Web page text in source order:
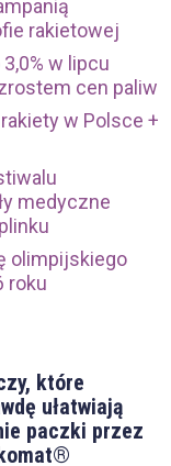
rakietowej
w lipcu
cen paliw
w Polsce +
medyczne
olimpijskiego
roku
które
ułatwiają
paczki przez